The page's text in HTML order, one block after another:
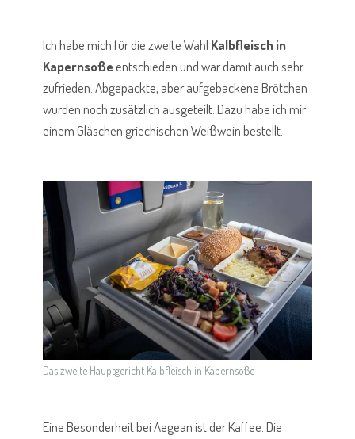
Ich habe mich für die zweite Wahl Kalbfleisch in
Kapernsoßeentschieden und war damit auch sehr
zufrieden. Abgepackte, aber aufgebackene Brötchen
wurden noch zusätzlich ausgeteilt. Dazu habe ich mir
einem Gläschen griechischen Weißwein bestellt.
Das zweite Hauptgericht Kalbfleisch in Kapernsoße
Eine Besonderheit bei Aegean ist der Kaffee. Die